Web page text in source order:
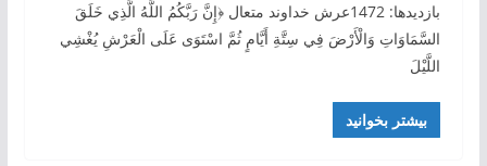
بازدیدها: 1472عرش خداوند متعال ﴿إِنَّ رَبَّكُمُ اللَّهُ الَّذِي خَلَقَ
السَّمَاوَاتِ وَالْأَرْضَ فِي سِتَّةِ أَيَّامٍ ثُمَّ اسْتَوَى عَلَى الْعَرْشِ يُغْشِي
اللَّيْلَ
بیشتر بخوانید